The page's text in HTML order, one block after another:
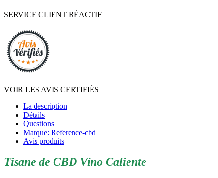
SERVICE CLIENT RÉACTIF
VOIR LES AVIS CERTIFIÉS
La description
Détails
Questions
Marque: Reference-cbd
Avis produits
Tisane de CBD Vino Caliente